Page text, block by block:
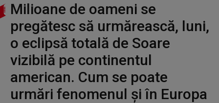
Milioane de oameni se
pregătesc să urmărească, luni,
o eclipsă totală de Soare
vizibilă pe continentul
american. Cum se poate
urmări fenomenul şi în Europa